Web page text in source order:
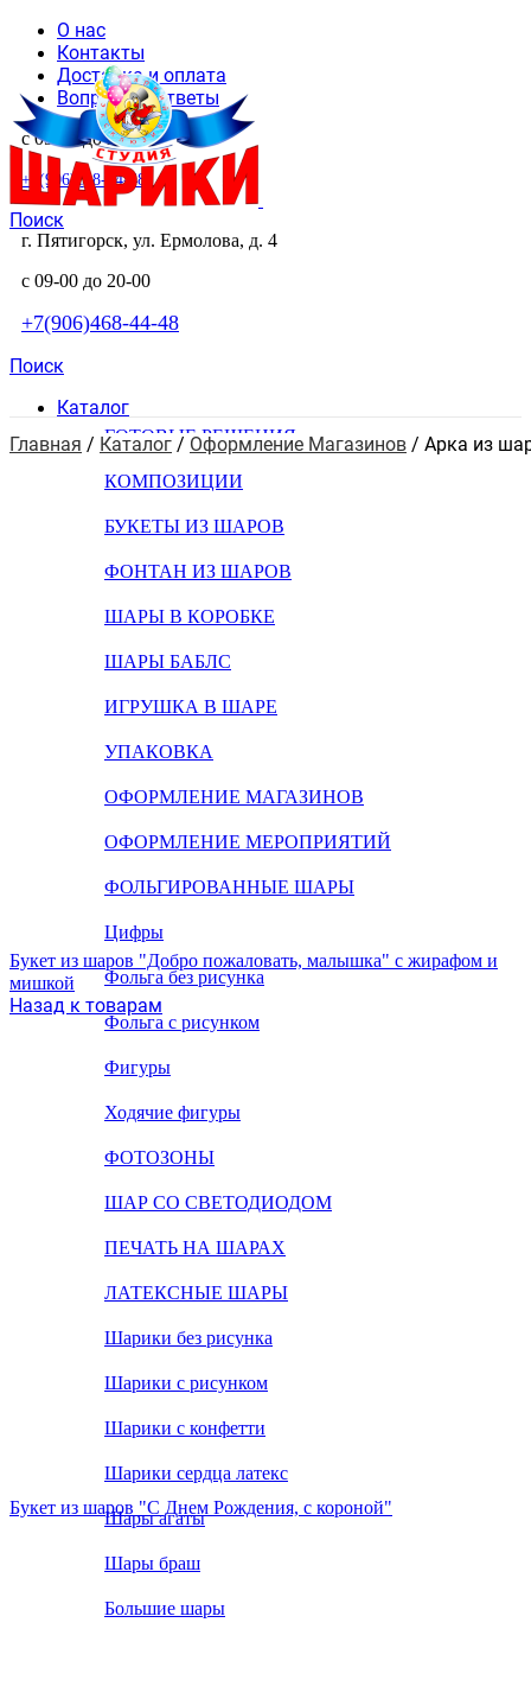
О нас
Контакты
Доставка и оплата
Вопросы и ответы
с 09-00 до 20-00
+7(906)468-44-48
Поиск
г. Пятигорск, ул. Ермолова, д. 4
с 09-00 до 20-00
+7(906)468-44-48
Поиск
Каталог
ГОТОВЫЕ РЕШЕНИЯ
КОМПОЗИЦИИ
БУКЕТЫ ИЗ ШАРОВ
ФОНТАН ИЗ ШАРОВ
ШАРЫ В КОРОБКЕ
ШАРЫ БАБЛС
ИГРУШКА В ШАРЕ
УПАКОВКА
ОФОРМЛЕНИЕ МАГАЗИНОВ
ОФОРМЛЕНИЕ МЕРОПРИЯТИЙ
ФОЛЬГИРОВАННЫЕ ШАРЫ
Цифры
Фольга без рисунка
Фольга с рисунком
Фигуры
Ходячие фигуры
ФОТОЗОНЫ
ШАР СО СВЕТОДИОДОМ
ПЕЧАТЬ НА ШАРАХ
ЛАТЕКСНЫЕ ШАРЫ
Шарики без рисунка
Шарики с рисунком
Шарики с конфетти
Шарики сердца латекс
Шары агаты
Шары браш
Большие шары
Главная / Каталог / Оформление Магазинов / Арка из
Букет из шаров "Добро пожаловать, малышка" с жирафом и
мишкой
Назад к товарам
Букет из шаров "С Днем Рождения, с короной"